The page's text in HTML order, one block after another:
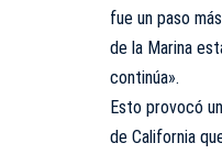
fue un paso
de la Marina
continúa».
Esto provocó
de California